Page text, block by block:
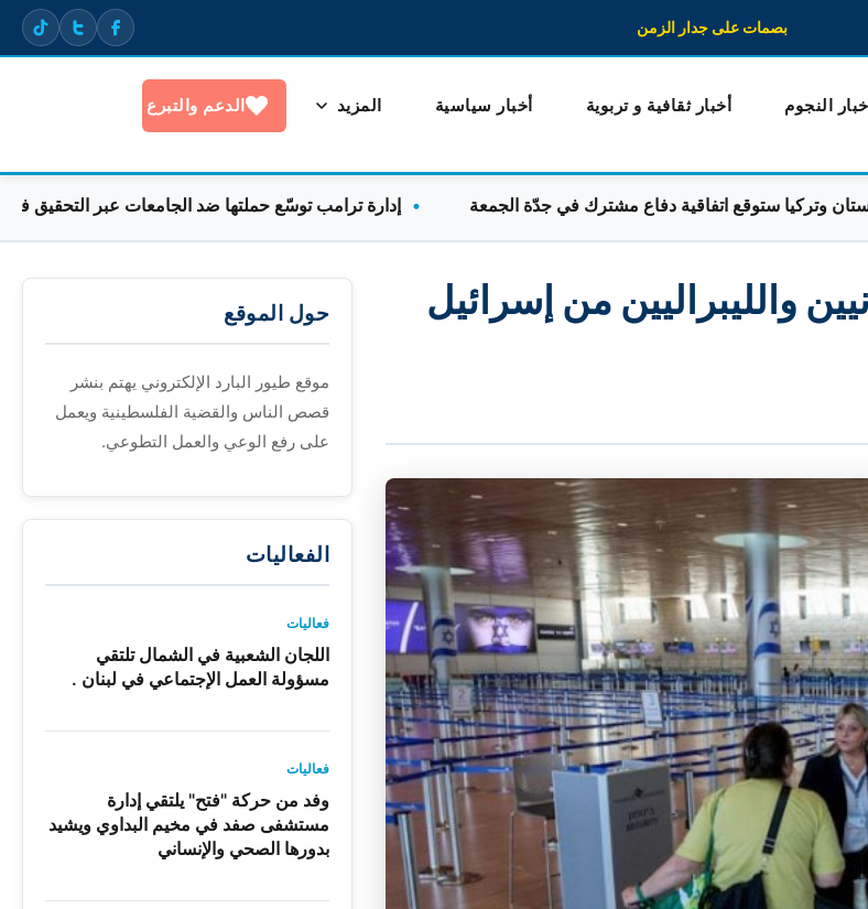
بصمات على جدار الزمن
النجوم أخبار ثقافية و تربوية أخبار سياسية المزيد الدعم والتبرع
ستوقع اتفاقية دفاع مشترك في جدّة الجمعة إدارة ترامب توسّع حملتها ضد الجامعات عبر التحقيق في
والليبراليين من إسرائيل
حول الموقع
موقع طيور البارد الإلكتروني يهتم بنشر
قصص الناس والقضية الفلسطينية ويعمل
على رفع الوعي والعمل التطوعي.
الفعاليات
فعاليات
اللجان الشعبية في الشمال تلتقي
مسؤولة العمل الإجتماعي في لبنان .
فعاليات
وفد من حركة "فتح" يلتقي إدارة
مستشفى صفد في مخيم البداوي ويشيد
بدورها الصحي والإنساني